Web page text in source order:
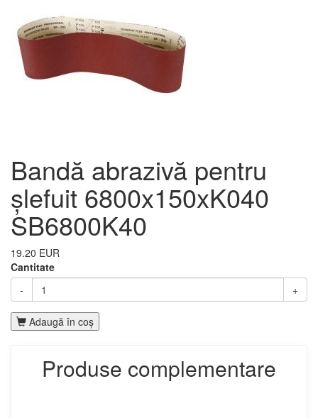
Bandă abrazivă pentru
șlefuit 6800x150xK040
SB6800K40
19.20 EUR
Cantitate
-
+
Adaugă în coş
Produse complementare